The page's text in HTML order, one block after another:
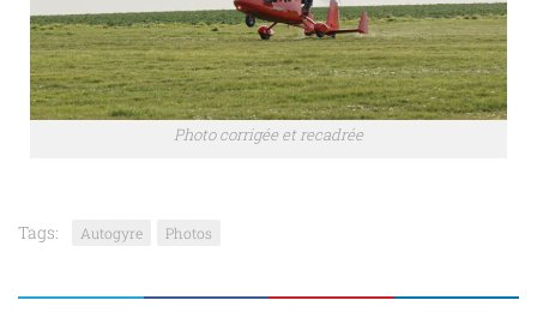
Photo corrigée et recadrée
Tags: Autogyre Photos